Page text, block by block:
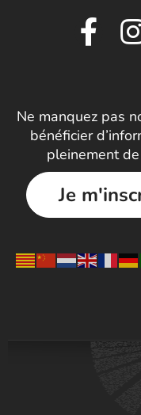
Ne manquez pas
bénéficier
pleinement
Je